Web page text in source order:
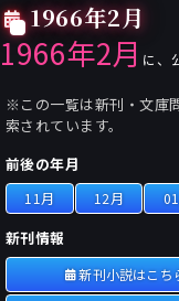
1966年2月
1966年2月 に、
※この一覧は新刊・文庫
索されています。
前後の年月
11月 12月
新刊情報
新刊小説はこち